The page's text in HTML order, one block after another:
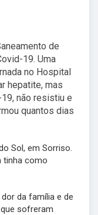
de
19. Uma
no Hospital
hepatite, mas
não resistiu e
quantos dias
Sol, em Sorriso.
tinha como
da família e de
sofreram